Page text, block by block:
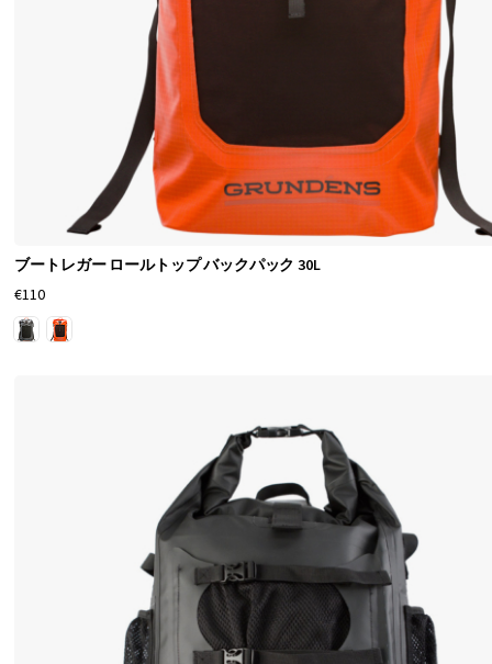
ブートレガー ロールトップ バックパック 30L
€110